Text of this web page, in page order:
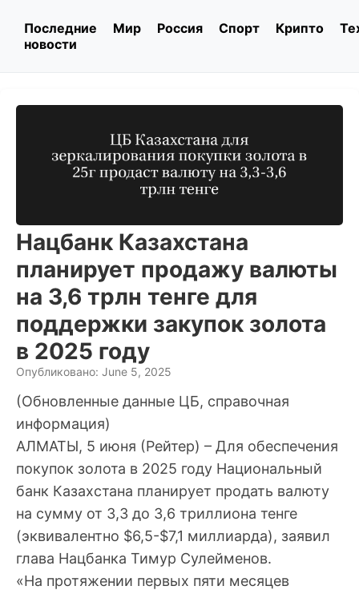
Последние
новости
Мир Россия Спорт Крипто
Нацбанк Казахстана
планирует продажу валюты
на 3,6 трлн тенге для
поддержки закупок золота
в 2025 году
Опубликовано: June 5, 2025
(Обновленные данные ЦБ, справочная
информация)
АЛМАТЫ, 5 июня (Рейтер) – Для обеспечения
покупок золота в 2025 году Национальный
банк Казахстана планирует продать валюту
на сумму от 3,3 до 3,6 триллиона тенге
(эквивалентно $6,5-$7,1 миллиарда), заявил
глава Нацбанка Тимур Сулейменов.
«На протяжении первых пяти месяцев